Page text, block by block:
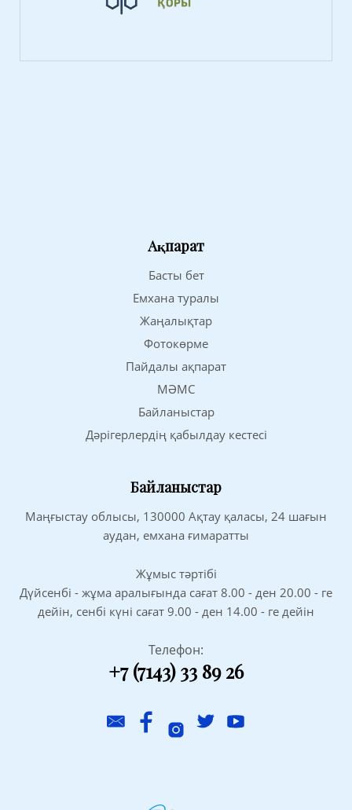
Ақпарат
Басты бет
Емхана туралы
Жаңалықтар
Фотокөрме
Пайдалы ақпарат
МӘМС
Байланыстар
Дәрігерлердің қабылдау кестесі
Байланыстар
Маңғыстау облысы, 130000 Ақтау қаласы, 24 шағын
аудан, емхана ғимаратты
Жұмыс тәртібі
Дүйсенбі - жұма аралығында сағат 8.00 - ден 20.00 - ге
дейін, сенбі күні сағат 9.00 - ден 14.00 - ге дейін
Телефон:
+7 (7143) 33 89 26